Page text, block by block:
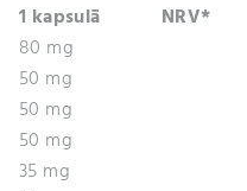
1 kapsulā
NRV*
80 mg
50 mg
50 mg
50 mg
35 mg